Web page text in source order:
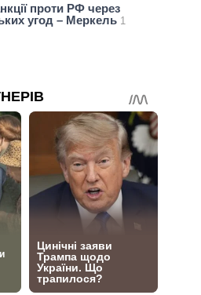
проти РФ через
угод – Меркель 1